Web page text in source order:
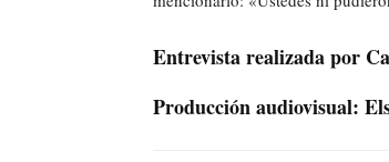
Entrevista realizada por
Producción audiovisual: